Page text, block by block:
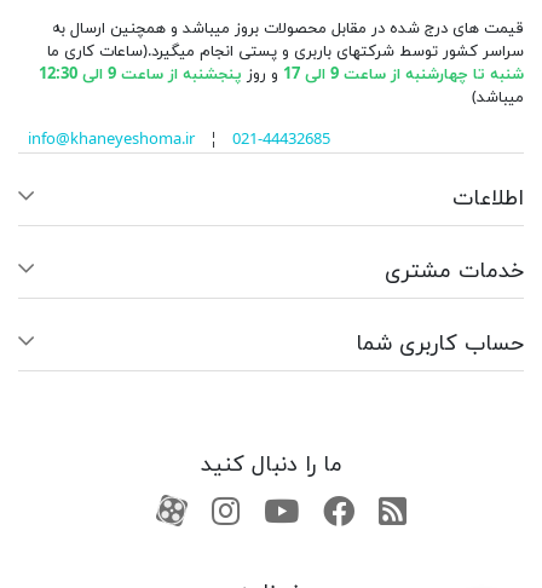
قیمت های درج شده در مقابل محصولات بروز میباشد و همچنین ارسال به
سراسر کشور توسط شرکتهای باربری و پستی انجام میگیرد.(ساعات کاری ما
شنبه تا چهارشنبه از ساعت 9 الی 17
و روز پنجشنبه از ساعت 9 الی 12:30
میباشد)
info@khaneyeshoma.ir¦ 021-44432685
اطلاعات
خدمات مشتری
حساب کاربری شما
ما را دنبال کنید
RSSفیسبوکیوتیوبکانال آپارات
کانال آپارات